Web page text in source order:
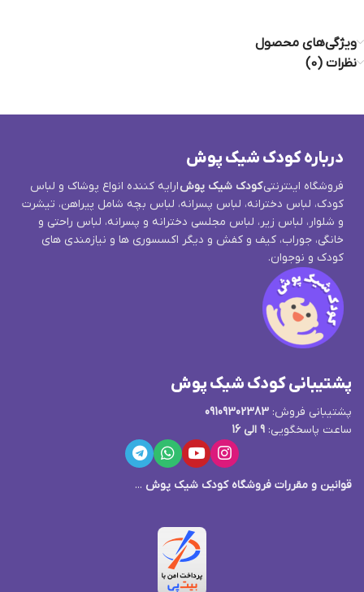
ویژگی‌های محصول
نظرات (0)
درباره کودک شیک پوش
فروشگاه اینترنتیکودک شیک پوشارایه کننده انواع پوشاک و لباس
کودک، لباس دخترانه، لباس پسرانه، لباس بچه شامل پیراهن، تیشرت
و شلوار، لباس زیر، لباس مجلسی دخترانه و پسرانه، لباس راحتی و
خانگی، جوراب، کیف و کفش و دیگر اکسسوری ها و نیازمندی های
کودک و نوجوان.
پشتیبانی کودک شیک پوش
پشتیبانی فروش: 09109302383
ساعت پاسخگویی: 9 الی 16
قوانین و مقررات فروشگاه کودک شیک پوش ...